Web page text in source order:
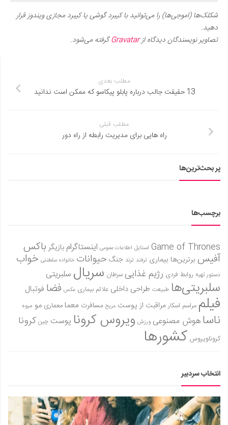
شکلک‌ها (اموجی‌ها) را می‌توانید با کیبرد گوشی یا کیبرد مجازی ویندوز قرار
دهید.
تصاویر نویسندگان دیدگاه ازGravatarگرفته می‌شود.
مطلب بعدی
13 حقیقت جالب درباره پابلو پیکاسو که ممکن است ندانید
مطلب قبلی
راه‌ هایی برای مدیریت رابطه از راه دور
پر بحث‌ترین‌ها
برچسب‌ها
Game of Thrones استایل اطلاعات عمومی اینستاگرام بازیگر باکس
آفیس برترین‌ها بیماری ترفند ترند جنگ حیوانات خانواده سلطنتی خواب
دستور تهیه روابط فردی رژیم غذاییسرطان سریال سلبریتی
سلبریتی‌ها طبیعت طراحی داخلی علائم بیماری عکس فضا فوتبال
فیلم مراسم اسکارمراقبت از پوست مریخ مسافرت معمامعماری مو میوه
ناساهوش مصنوعی ورزش ویروس کرونا پوست چین کرونا
کروناویروس کشورها
انتخاب سردبیر